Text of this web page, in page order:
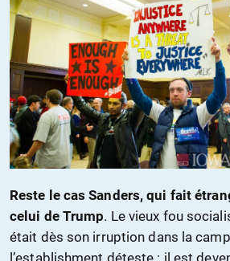
Reste le cas Sanders, qui fait
celui de Trump. Le vieux fou
était dès son irruption dans la